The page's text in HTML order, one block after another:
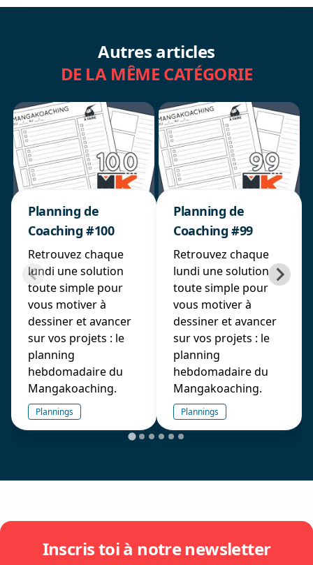
Autres articles
DE LA MÊME CATÉGORIE
Planning de
Coaching #100
Retrouvez chaque
lundi une solution
toute simple pour
vous motiver à
dessiner et avancer
sur vos projets : le
planning
hebdomadaire du
Mangakoaching.
Plannings
Planning de
Coaching #99
Retrouvez chaque
lundi une solution
toute simple pour
vous motiver à
dessiner et avancer
sur vos projets : le
planning
hebdomadaire du
Mangakoaching.
Plannings
Inscris toi à notre newsletter